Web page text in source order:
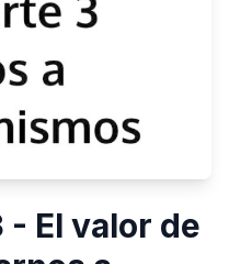
- El valor de